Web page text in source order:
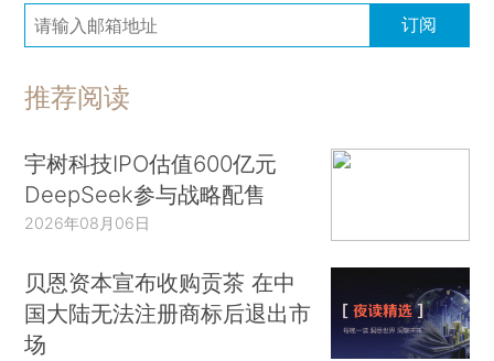
订阅
推荐阅读
宇树科技IPO估值600亿元
DeepSeek参与战略配售
2026年08月06日
贝恩资本宣布收购贡茶 在中
国大陆无法注册商标后退出市
场